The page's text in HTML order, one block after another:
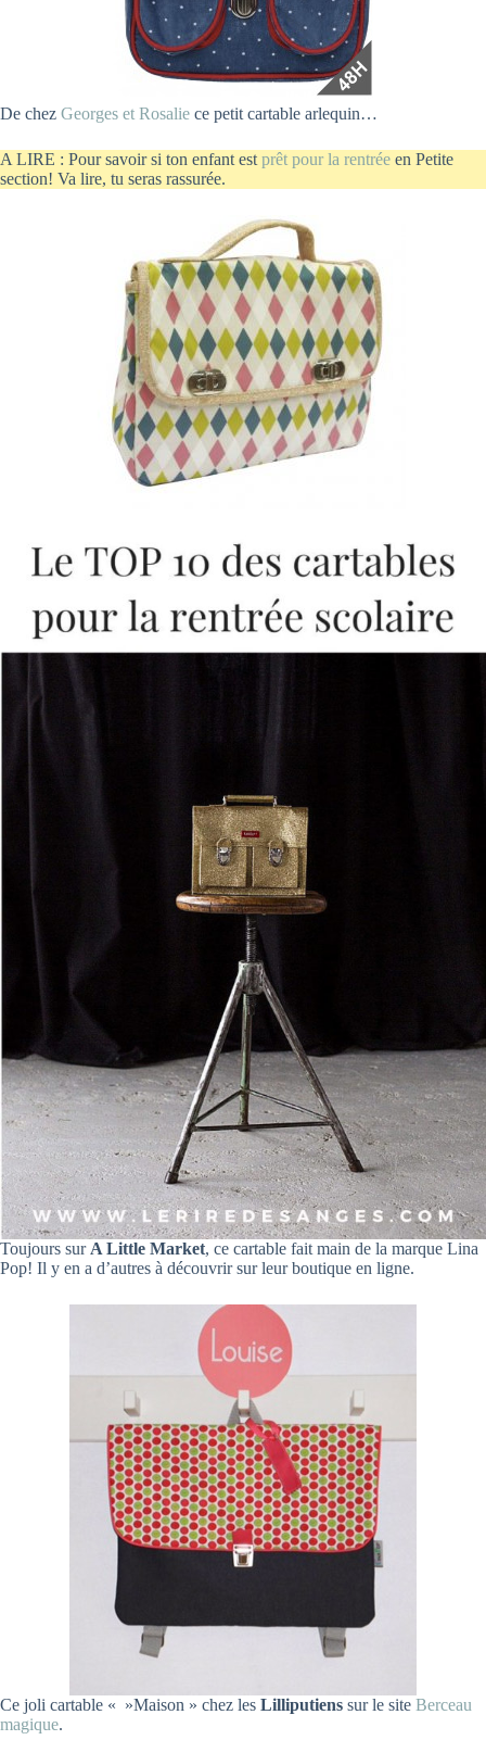
De chez Georges et Rosalie ce petit cartable arlequin…
A LIRE : Pour savoir si ton enfant est prêt pour la rentrée en Petite
section! Va lire, tu seras rassurée.
Toujours sur A Little Market, ce cartable fait main de la marque Lina
Pop! Il y en a d’autres à découvrir sur leur boutique en ligne.
Ce joli cartable « »Maison » chez les Lilliputiens sur le site Berceau
magique.